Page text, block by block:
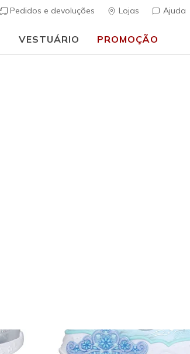
Pedidos e devoluções Lojas Ajuda
VESTUÁRIO PROMOÇÃO